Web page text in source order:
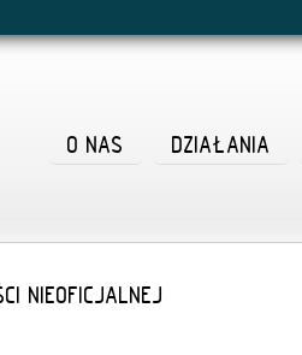
DZIAŁANIA
O NAS
NIEOFICJALNEJ